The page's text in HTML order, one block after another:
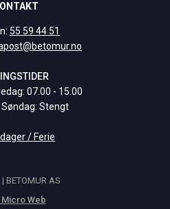
55 59 44 51
07.00 - 15.00
Søndag: Stengt
/ Ferie
BETOMUR AS
Micro Web